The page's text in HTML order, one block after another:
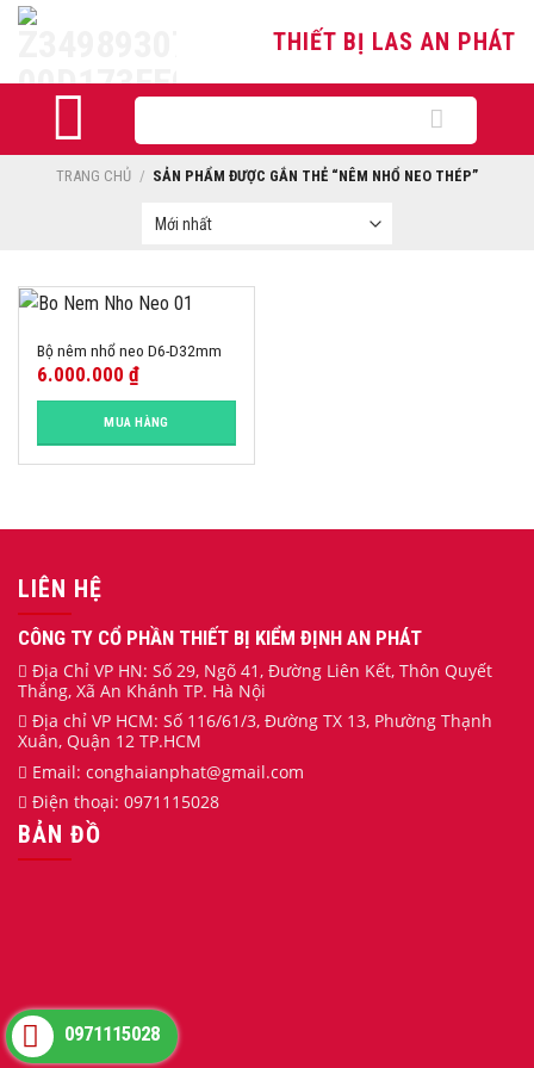
Skip
THIẾT BỊ LAS AN PHÁT
kiếm:
TRANG CHỦ / SẢN PHẨM ĐƯỢC GẮN THẺ “NÊM NHỔ NEO THÉP”
Bộ nêm nhổ neo D6-D32mm
6.000.000 ₫
MUA HÀNG
LIÊN HỆ
CÔNG TY CỔ PHẦN THIẾT BỊ KIỂM ĐỊNH AN PHÁT
Địa Chỉ VP HN: Số 29, Ngõ 41, Đường Liên Kết, Thôn Quyết
Thắng, Xã An Khánh TP. Hà Nội
Địa chỉ VP HCM: Số 116/61/3, Đường TX 13, Phường Thạnh
Xuân, Quận 12 TP.HCM
Email: conghaianphat@gmail.com
Điện thoại: 0971115028
BẢN ĐỒ
0971115028